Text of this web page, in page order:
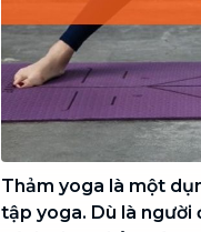
Thảm yoga là một
tập yoga. Dù là người